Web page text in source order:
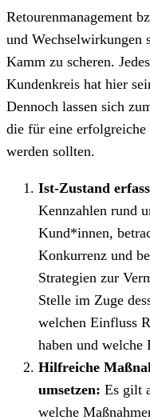
Retourenmanagement
und Wechselwirkungen
Kamm zu scheren.
Kundenkreis hat hier
Dennoch lassen sich
die für eine
werden sollten.
Ist-Zustand
Kennzahlen rund
Kund*innen,
Konkurrenz und
Strategien zur
Stelle im Zuge
welchen Einfluss
haben und
Hilfreiche
umsetzen: Es gilt
welche